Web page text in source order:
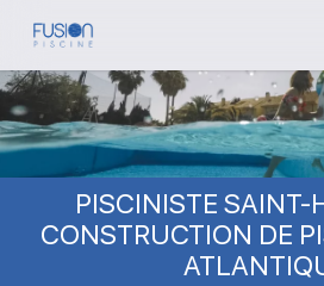
Skip
main
content
PISCINISTE SAINT-
CONSTRUCTION DE